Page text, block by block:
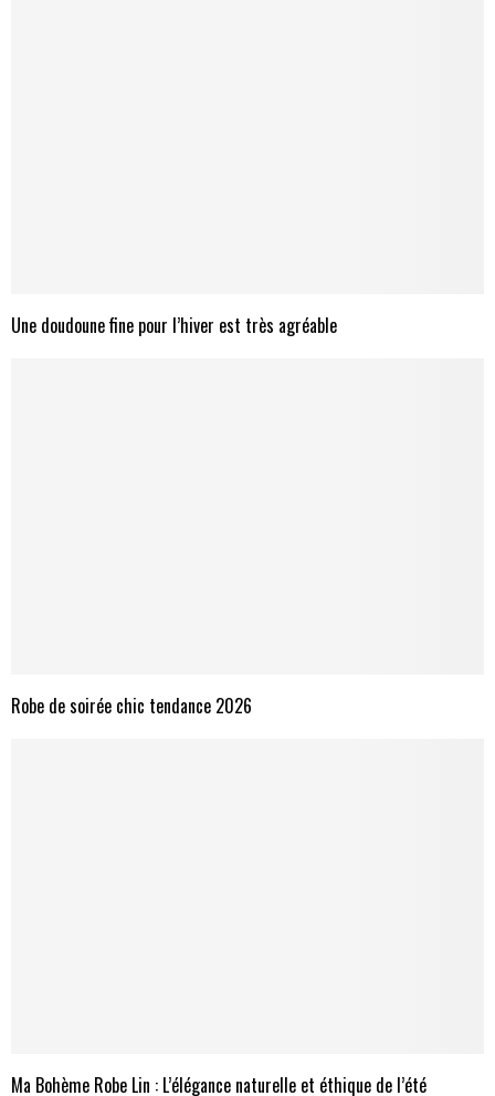
Une doudoune fine pour l’hiver est très agréable
Robe de soirée chic tendance 2026
Ma Bohème Robe Lin : L’élégance naturelle et éthique de l’été